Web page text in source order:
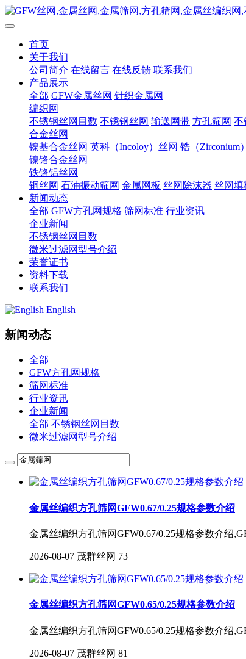
首页
关于我们
公司简介 在线留言 在线反馈 联系我们
产品展示
全部 GFW金属丝网 针织金属网
编织网
不锈钢丝网目数 不锈钢丝网 输送网带 方孔筛网 不
合金丝网
镍基合金丝网 英科（Incoloy）丝网 锆（Zirconium
镍铬合金丝网
铁铬铝丝网
铜丝网 石油振动筛网 金属网板 丝网除沫器 丝网填
新闻动态
全部 GFW方孔网规格 筛网标准 行业资讯
企业新闻
不锈钢丝网目数
微米过滤网型号介绍
荣誉证书
资料下载
联系我们
English
新闻动态
全部
GFW方孔网规格
筛网标准
行业资讯
企业新闻
全部 不锈钢丝网目数
微米过滤网型号介绍
金属丝编织方孔筛网GFW0.67/0.25规格参数介绍
金属丝编织方孔筛网GFW0.67/0.25规格参数介绍
2026-08-07 茂群丝网 73
金属丝编织方孔筛网GFW0.65/0.25规格参数介绍
金属丝编织方孔筛网GFW0.65/0.25规格参数介绍
2026-08-07 茂群丝网 81